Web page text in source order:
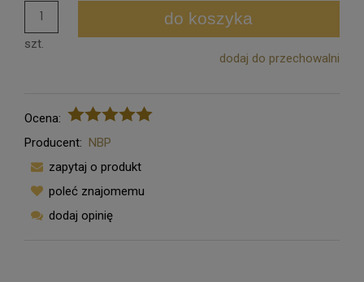
szt.
do koszyka
dodaj do przechowalni
Ocena:
Producent:
NBP
zapytaj o produkt
poleć znajomemu
dodaj opinię